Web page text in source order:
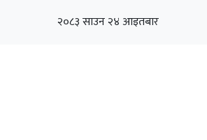
२०८३ साउन २४ आइतबार